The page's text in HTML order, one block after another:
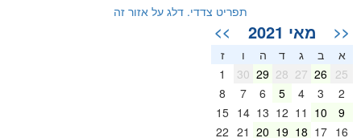
תפריט צדדי. דלג על אזור זה
<< מאי 2021 >>
א ב ג ד ה
ז
25
26
27
28
29
30
2
3
4
5
6
7
8
9
10
11
12
13
14
15
16
17
18
19
20
21
22